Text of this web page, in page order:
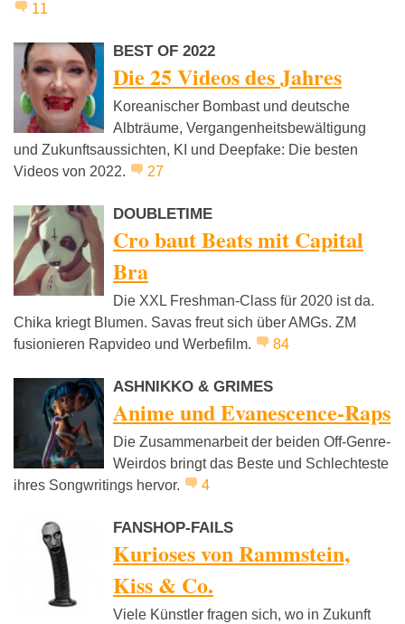
11
BEST OF 2022
Die 25 Videos des Jahres
Koreanischer Bombast und deutsche
Albträume, Vergangenheitsbewältigung
und Zukunftsaussichten, KI und Deepfake: Die besten
Videos von 2022.
27
DOUBLETIME
Cro baut Beats mit Capital
Bra
Die XXL Freshman-Class für 2020 ist da.
Chika kriegt Blumen. Savas freut sich über AMGs. ZM
fusionieren Rapvideo und Werbefilm.
84
ASHNIKKO & GRIMES
Anime und Evanescence-Raps
Die Zusammenarbeit der beiden Off-Genre-
Weirdos bringt das Beste und Schlechteste
ihres Songwritings hervor.
4
FANSHOP-FAILS
Kurioses von Rammstein,
Kiss & Co.
Viele Künstler fragen sich, wo in Zukunft